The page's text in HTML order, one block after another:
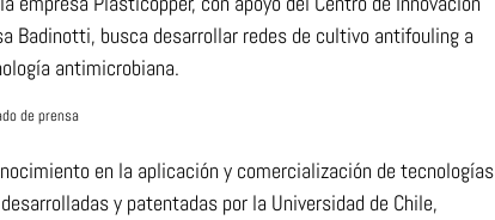
Badinotti, busca desarrollar redes de cultivo antifouling a
antimicrobiana.
de prensa
en la aplicación y comercialización de tecnologías
y patentadas por la Universidad de Chile,